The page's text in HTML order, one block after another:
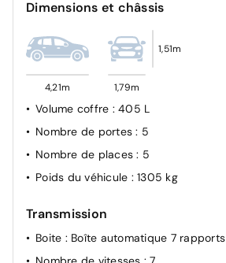
Dimensions et châssis
4,21m 1,79m
1,51m
Volume coffre : 405 L
Nombre de portes: 5
Nombre de places: 5
Poids du véhicule : 1305 kg
Transmission
Boite : Boîte automatique 7 rapports